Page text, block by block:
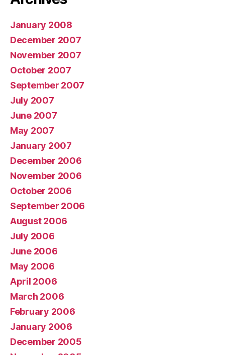
January 2008
December 2007
November 2007
October 2007
September 2007
July 2007
June 2007
May 2007
January 2007
December 2006
November 2006
October 2006
September 2006
August 2006
July 2006
June 2006
May 2006
April 2006
March 2006
February 2006
January 2006
December 2005